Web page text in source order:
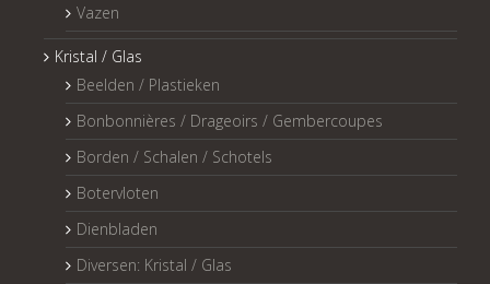
Vazen
Kristal / Glas
Beelden / Plastieken
Bonbonnières / Drageoirs / Gembercoupes
Borden / Schalen / Schotels
Botervloten
Dienbladen
Diversen: Kristal / Glas